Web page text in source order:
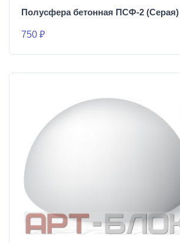
Полусфера бетонная ПСФ-2 (Серая)
750 ₽